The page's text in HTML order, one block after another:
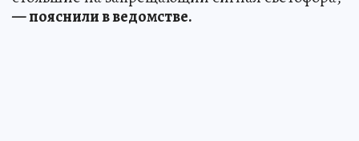
— пояснили в ведомстве.